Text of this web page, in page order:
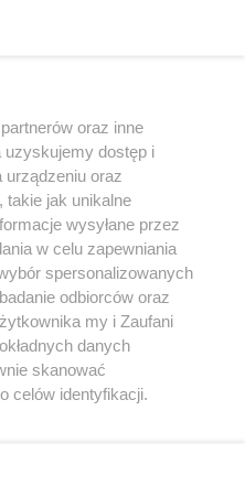
nie może być powielany i
w jakikolwiek sposób (w
na jakimkolwiek polu
z umieszczaniem w
praw. Jakiekolwiek użycie lub
części z naruszeniem prawa,
pod groźbą kary i może być
oraz inne
uzyskujemy dostęp i
urządzeniu oraz
takie jak unikalne
wysyłane przez
w celu zapewniania
spersonalizowanych
odbiorców oraz
my i Zaufani
danych
skanować
celów identyfikacji.
ustawień prywatności